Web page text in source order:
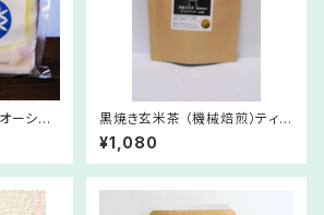
ーシャ
黒焼き玄米茶 （機械焙煎）ティー
バッグ 3g×18包
¥1,080